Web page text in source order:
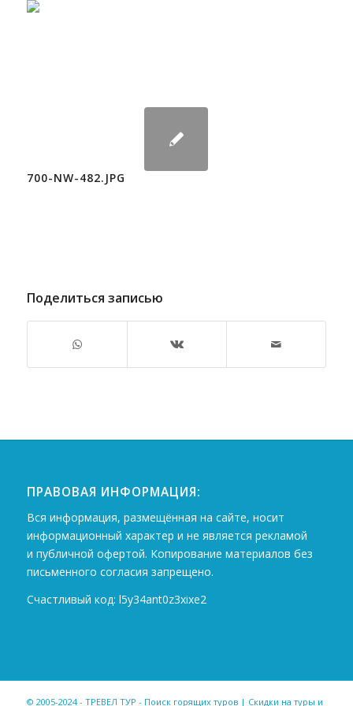
700-NW-482.JPG
Поделиться записью
ПРАВОВАЯ ИНФОРМАЦИЯ:
Вся информация, размещённая на сайте, носит
информационный характер и не является рекламой
и публичной офертой. Копирование материалов без
письменного согласия запрещено.
Счастливый код: l5y34ant0z3xixe2
© 2005-2024 - ТРЕВЕЛ ТУР - Поиск горящих туров | Скидки на туры и